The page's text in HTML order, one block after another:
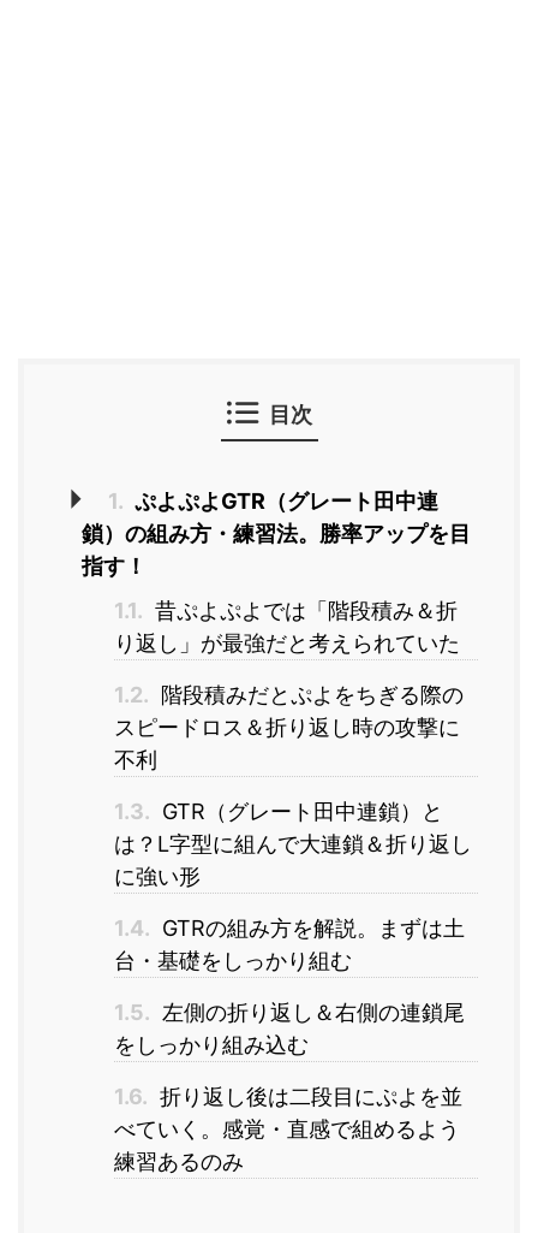
目次
1. ぷよぷよGTR（グレート田中連
鎖）の組み方・練習法。勝率アップを目
指す！
1.1. 昔ぷよぷよでは「階段積み＆折
り返し」が最強だと考えられていた
1.2. 階段積みだとぷよをちぎる際の
スピードロス＆折り返し時の攻撃に
不利
1.3. GTR（グレート田中連鎖）と
は？L字型に組んで大連鎖＆折り返し
に強い形
1.4. GTRの組み方を解説。まずは土
台・基礎をしっかり組む
1.5. 左側の折り返し＆右側の連鎖尾
をしっかり組み込む
1.6. 折り返し後は二段目にぷよを並
べていく。感覚・直感で組めるよう
練習あるのみ